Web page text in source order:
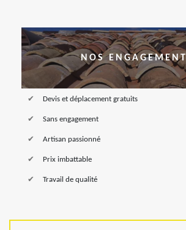
NOS
Devis et déplacement gratuits
Sans engagement
Artisan passionné
Prix imbattable
Travail de qualité